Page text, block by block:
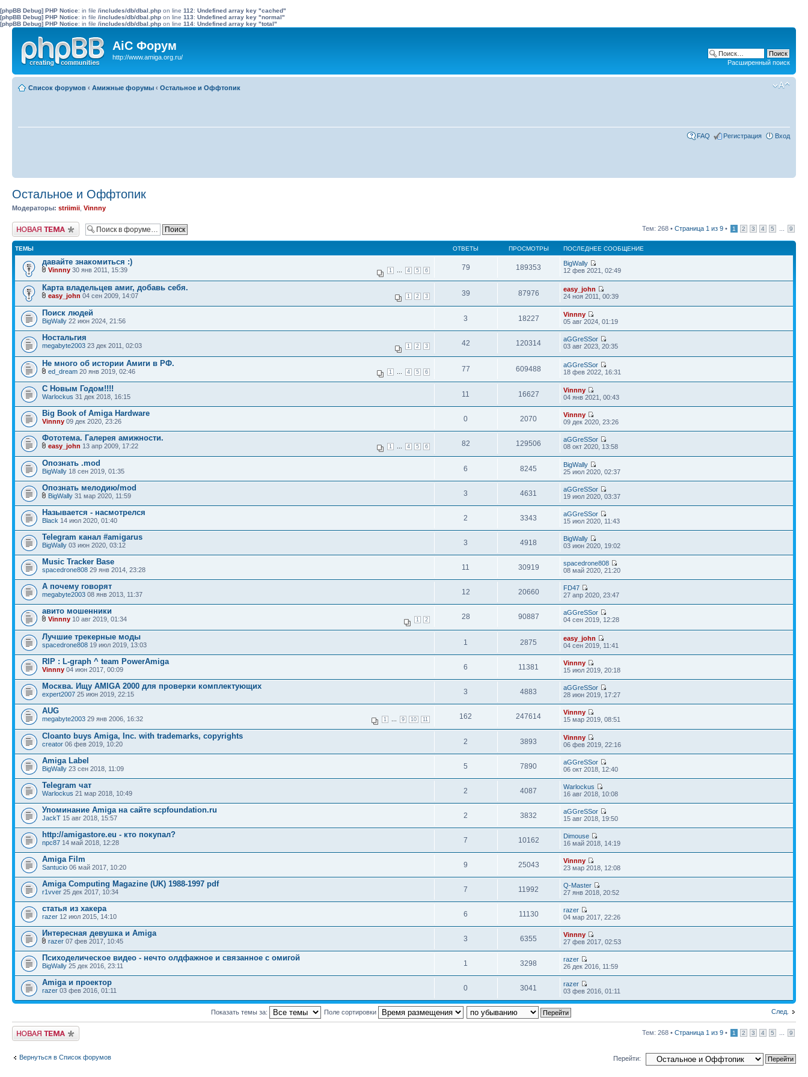
[phpBB Debug] PHP Notice: in file /includes/db/dbal.php on line 112: Undefined array key "cached"
[phpBB Debug] PHP Notice: in file /includes/db/dbal.php on line 113: Undefined array key "normal"
[phpBB Debug] PHP Notice: in file /includes/db/dbal.php on line 114: Undefined array key "total"
AiC Форум
http://www.amiga.org.ru/
Расширенный поиск
Список форумов ‹ Амижные форумы ‹ Остальное и Оффтопик
FAQ Регистрация Вход
Остальное и Оффтопик
Модераторы: striimii Vinnny
Новая тема Тем: 268 • Страница 1 из 9 • 1 2 3 4 5 9
ТЕМЫ ОТВЕТЫ ПРОСМОТРЫ ПОСЛЕДНЕЕ СООБЩЕНИЕ
давайте знакомиться :)
1 ... 4 5 6
Vinnny 30 янв 2011, 15:39 79 189353
BigWally
12 фев 2021, 02:49
Карта владельцев амиг, добавь себя.
1 2 3
easy_john 04 сен 2009, 14:07 39 87976
easy_john
24 ноя 2011, 00:39
Поиск людей
BigWally 22 июн 2024, 21:56 3 18227
Vinnny
05 авг 2024, 01:19
Ностальгия
1 2 3
megabyte2003 23 дек 2011, 02:03 42 120314
aGGreSSor
03 авг 2023, 20:35
Не много об истории Амиги в РФ.
1 4 5 6
ed_dream 20 янв 2019, 02:46 77 609488
aGGreSSor
18 фев 2022, 16:31
С Новым Годом!!!!
Warlockus 31 дек 2018, 16:15 11 16627
Vinnny
04 янв 2021, 00:43
Big Book of Amiga Hardware
Vinnny 09 дек 2020, 23:26 0 2070
Vinnny
09 дек 2020, 23:26
Фототема. Галерея амижности.
1 4 5 6
easy_john 13 апр 2009, 17:22 82 129506
aGGreSSor
08 окт 2020, 13:58
Опознать .mod
BigWally 18 сен 2019, 01:35 6 8245
BigWally
25 июл 2020, 02:37
Опознать мелодию/mod
BigWally 31 мар 2020, 11:59 3 4631
aGGreSSor
19 июл 2020, 03:37
Называется - насмотрелся
Black 14 июл 2020, 01:40 2 3343
aGGreSSor
15 июл 2020, 11:43
Telegram канал #amigarus
BigWally 03 июн 2020, 03:12 3 4918
BigWally
03 июн 2020, 19:02
Music Tracker Base
spacedrone808 29 янв 2014, 23:28 11 30919
spacedrone808
08 май 2020, 21:20
А почему говорят
megabyte2003 08 янв 2013, 11:37 12 20660
FD47
27 апр 2020, 23:47
авито мошенники
1 2
Vinnny 10 авг 2019, 01:34 28 90887
aGGreSSor
04 сен 2019, 12:28
Лучшие трекерные моды
spacedrone808 19 июл 2019, 13:03 1 2875
easy_john
04 сен 2019, 11:41
RIP : L-graph ^ team PowerAmiga
Vinnny 04 июн 2017, 00:09 6 11381
Vinnny
15 июл 2019, 20:18
Москва. Ищу AMIGA 2000 для проверки комплектующих
expert2007 25 июн 2019, 22:15 3 4883
aGGreSSor
28 июн 2019, 17:27
AUG
1 9 10 11
megabyte2003 29 янв 2006, 16:32 162 247614
Vinnny
15 мар 2019, 08:51
Cloanto buys Amiga, Inc. with trademarks, copyrights
creator 06 фев 2019, 10:20 2 3893
Vinnny
06 фев 2019, 22:16
Amiga Label
BigWally 23 сен 2018, 11:09 5 7890
aGGreSSor
06 окт 2018, 12:40
Telegram чат
Warlockus 21 мар 2018, 10:49 2 4087
Warlockus
16 авг 2018, 10:08
Упоминание Amiga на сайте scpfoundation.ru
JackT 15 авг 2018, 15:57 2 3832
aGGreSSor
15 авг 2018, 19:50
http://amigastore.eu - кто покупал?
npc87 14 май 2018, 12:28 7 10162
Dimouse
16 май 2018, 14:19
Amiga Film
Santucio 06 май 2017, 10:20 9 25043
Vinnny
23 мар 2018, 12:08
Amiga Computing Magazine (UK) 1988-1997 pdf
r1vver 25 дек 2017, 10:34 7 11992
Q-Master
27 янв 2018, 20:52
статья из xакера
razer 12 июл 2015, 14:10 6 11130
razer
04 мар 2017, 22:26
Интересная девушка и Amiga
razer 07 фев 2017, 10:45 3 6355
Vinnny
27 фев 2017, 02:53
Психоделическое видео - нечто олдфажное и связанное с омигой
BigWally 25 дек 2016, 23:11 1 3298
razer
26 дек 2016, 11:59
Amiga и проектор
razer 03 фев 2016, 01:11 0 3041
razer
03 фев 2016, 01:11
След.
Показать темы за: Поле сортировки
Новая тема Тем: 268 • Страница 1 из 9 • 1 2 3 4 5 9
Вернуться в Список форумов Перейти: